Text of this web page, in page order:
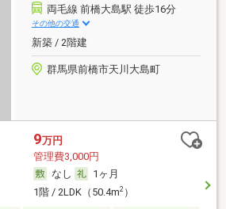
両毛線 前橋大島駅 徒歩16分
その他の交通
新築 / 2階建
群馬県前橋市天川大島町
9万円
管理費3,000円
なし
1ヶ月
1階 / 2LDK（50.4m2）